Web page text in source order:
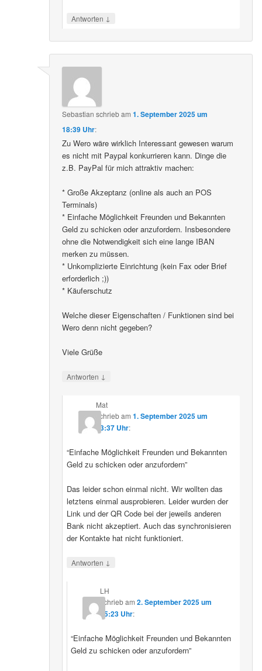
Antworten ↓
Sebastian schriebam1. September 2025 um
18:39 Uhr:
Zu Wero wäre wirklich Interessant gewesen warum
es nicht mit Paypal konkurrieren kann. Dinge die
z.B. PayPal für mich attraktiv machen:
* Große Akzeptanz (online als auch an POS
Terminals)
* Einfache Möglichkeit Freunden und Bekannten
Geld zu schicken oder anzufordern. Insbesondere
ohne die Notwendigkeit sich eine lange IBAN
merken zu müssen.
* Unkomplizierte Einrichtung (kein Fax oder Brief
erforderlich ;))
* Käuferschutz
Welche dieser Eigenschaften / Funktionen sind bei
Wero denn nicht gegeben?
Viele Grüße
Antworten ↓
Mat
schriebam 1. September 2025 um
23:37 Uhr:
“Einfache Möglichkeit Freunden und Bekannten
Geld zu schicken oder anzufordern”
Das leider schon einmal nicht. Wir wollten das
letztens einmal ausprobieren. Leider wurden der
Link und der QR Code bei der jeweils anderen
Bank nicht akzeptiert. Auch das synchronisieren
der Kontakte hat nicht funktioniert.
Antworten ↓
LH
schriebam2. September 2025 um
15:23 Uhr:
“Einfache Möglichkeit Freunden und Bekannten
Geld zu schicken oder anzufordern”